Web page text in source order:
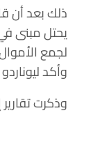
لجمع
وأكد
وذكرت تقارير إخبارية